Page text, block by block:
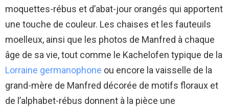
moquettes-rébus et d’abat-jour orangés qui apportent
une touche de couleur. Les chaises et les fauteuils
moelleux, ainsi que les photos de Manfred à chaque
âge de sa vie, tout comme le Kachelofen typique de la
Lorraine germanophone ou encore la vaisselle de la
grand-mère de Manfred décorée de motifs floraux et
de l’alphabet-rébus donnent à la pièce une